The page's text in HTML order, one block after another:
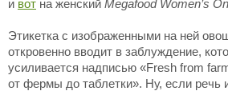
и вот на женский Megafood Women’s
Этикетка с изображенными на ней
откровенно вводит в заблуждение,
усиливается надписью «Fresh from
от фермы до таблетки». Ну, если речь